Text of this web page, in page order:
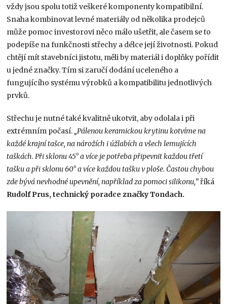
vždy jsou spolu totiž veškeré komponenty kompatibilní.
Snaha kombinovat levné materiály od několika prodejců
může pomoc investorovi něco málo ušetřit, ale časem se to
podepíše na funkčnosti střechy a délce její životnosti. Pokud
chtějí mít stavebníci jistotu, měli by materiál i doplňky pořídit
u jedné značky. Tím si zaručí dodání uceleného a
fungujícího systému výrobků a kompatibilitu jednotlivých
prvků.
Střechu je nutné také kvalitně ukotvit, aby odolala i při
extrémním počasí. „Pálenou keramickou krytinu kotvíme na
každé krajní tašce, na nárožích i úžlabích a všech lemujících
taškách. Při sklonu 45° a více je potřeba připevnit každou třetí
tašku a při sklonu 60° a více každou tašku v ploše. Častou chybou
zde bývá nevhodné upevnění, například za pomoci silikonu,”říká
Rudolf Prus, technický poradce značky Tondach.